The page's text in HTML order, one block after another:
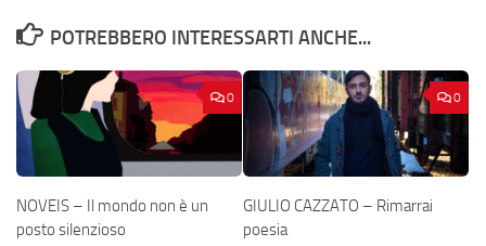
POTREBBERO INTERESSARTI ANCHE...
0
NOVEIS – Il mondo non è un
posto silenzioso
0
GIULIO CAZZATO – Rimarrai
poesia